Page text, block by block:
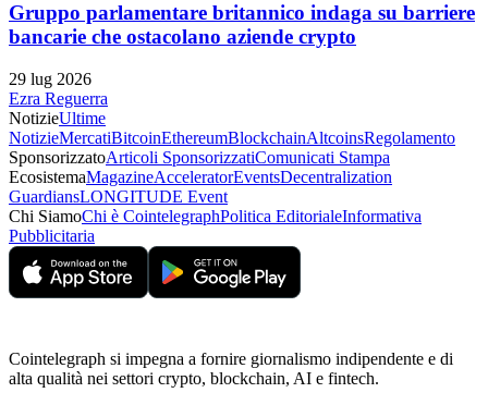
Gruppo parlamentare britannico indaga su barriere
bancarie che ostacolano aziende crypto
29 lug 2026
Ezra Reguerra
NotizieUltime
NotizieMercatiBitcoinEthereumBlockchainAltcoinsRegolamento
SponsorizzatoArticoli SponsorizzatiComunicati Stampa
EcosistemaMagazineAcceleratorEventsDecentralization
GuardiansLONGITUDE Event
Chi SiamoChi è CointelegraphPolitica EditorialeInformativa
Pubblicitaria
Cointelegraph si impegna a fornire giornalismo indipendente e di
alta qualità nei settori crypto, blockchain, AI e fintech.